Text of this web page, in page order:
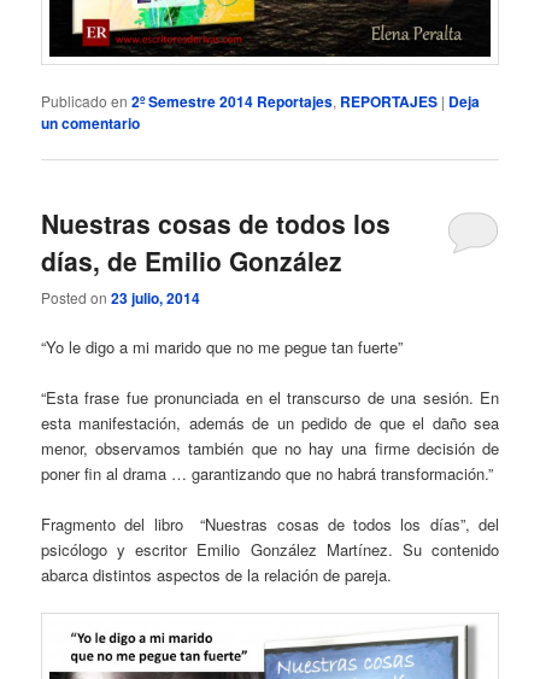
Publicado en 2º Semestre 2014 Reportajes, REPORTAJES | Deja
un comentario
Nuestras cosas de todos los
días, de Emilio González
Posted on23 julio, 2014
“Yo le digo a mi marido que no me pegue tan fuerte”
“Esta frase fue pronunciada en el transcurso de una sesión. En
esta manifestación, además de un pedido de que el daño sea
menor, observamos también que no hay una firme decisión de
poner fin al drama … garantizando que no habrá transformación.”
Fragmento del libro “Nuestras cosas de todos los días”, del
psicólogo y escritor Emilio González Martínez. Su contenido
abarca distintos aspectos de la relación de pareja.